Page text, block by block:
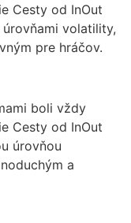
Cesty od InOut
volatility,
pre hráčov.
boli vždy
Cesty od InOut
úrovňou
a